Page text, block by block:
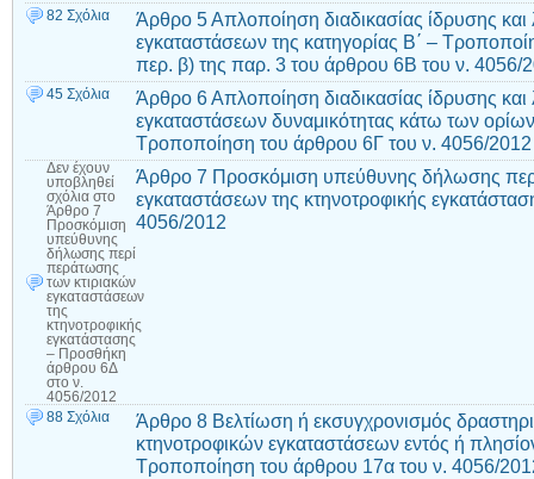
82 Σχόλια
Άρθρο 5 Απλοποίηση διαδικασίας ίδρυσης και
εγκαταστάσεων της κατηγορίας Β΄ –
περ. β) της παρ. 3 του άρθρου 6Β του ν. 4056/
45 Σχόλια
Άρθρο 6 Απλοποίηση διαδικασίας ίδρυσης και
εγκαταστάσεων δυναμικότητας κάτω των
Τροποποίηση του άρθρου 6Γ του ν. 4056/2012
Δεν έχουν
υποβληθεί
σχόλια στο
Άρθρο 7
Προσκόμιση
υπεύθυνης
δήλωσης περί
περάτωσης
των κτιριακών
εγκαταστάσεων
της
κτηνοτροφικής
εγκατάστασης
– Προσθήκη
άρθρου 6Δ
στο ν.
4056/2012
Άρθρο 7 Προσκόμιση υπεύθυνης δήλωσης
εγκαταστάσεων της κτηνοτροφικής
4056/2012
88 Σχόλια
Άρθρο 8 Βελτίωση ή εκσυγχρονισμός
κτηνοτροφικών εγκαταστάσεων εντός ή
Τροποποίηση του άρθρου 17α του ν. 4056/